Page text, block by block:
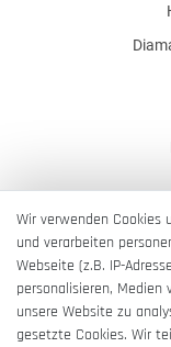
Wir verwenden Cookies
und verarbeiten
Webseite (z.B. IP-
personalisieren,
unsere Website zu
gesetzte Cookies. Wir